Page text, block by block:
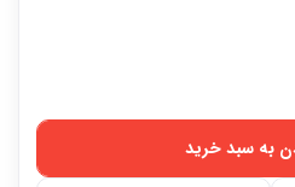
به سبد خرید